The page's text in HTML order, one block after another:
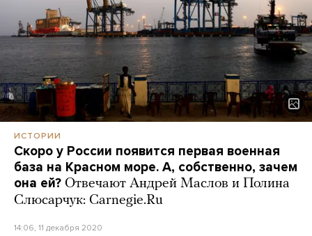
ИСТОРИИ
Скоро у России появится первая военная
база на Красном море. А, собственно, зачем
она ей? Отвечают Андрей Маслов и Полина
Слюсарчук: Carnegie.Ru
14:06, 11 декабря 2020